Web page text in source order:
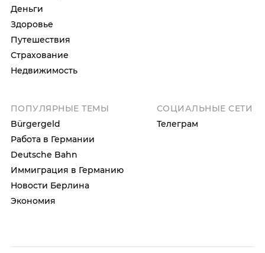
Деньги
Здоровье
Путешествия
Страхование
Недвижимость
ПОПУЛЯРНЫЕ ТЕМЫ
Bürgergeld
Работа в Германии
Deutsche Bahn
Иммиграция в Германию
Новости Берлина
Экономия
СОЦИАЛЬНЫЕ СЕТИ
Телеграм